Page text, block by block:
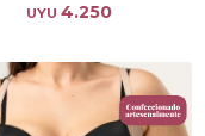
UYU 4.250